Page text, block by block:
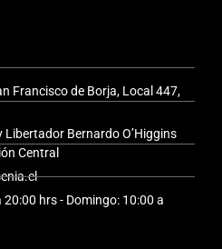
Francisco de Borja, Local 447,
Libertador Bernardo O’Higgins
Central
hrs - Domingo: 10:00 a